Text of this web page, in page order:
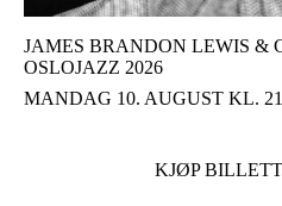
JAMES BRANDON LEWIS &
OSLOJAZZ 2026
MANDAG 10. AUGUST KL.
KJØP